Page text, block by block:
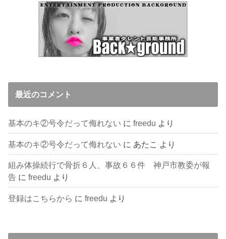
最近のコメント
基本のキ②号令だって侮れない にfreedu より
基本のキ②号令だって侮れない に あたこ より
組み体操続行で骨折６人、事故６６件 神戸市教委が報
告 にfreedu より
登録はこちらから にfreedu より